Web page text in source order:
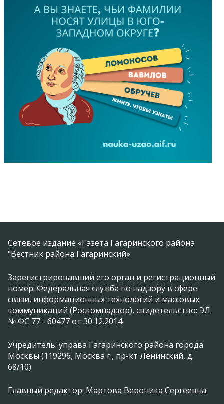
Сетевое издание «Газета Гагаринского района
"Вестник района Гагаринский»
Зарегистрировавший его орган и регистрационный
номер: Федеральная служба по надзору в сфере
связи, информационных технологий и массовых
коммуникаций (Роскомнадзор), свидетельство: ЭЛ
№ ФС 77 - 60477 от 30.12.2014
Учредитель: управа Гагаринского района города
Москвы (119296, Москва г., пр-кт Ленинский, д.
68/10)
Главный редактор: Мартова Вероника Сергеевна